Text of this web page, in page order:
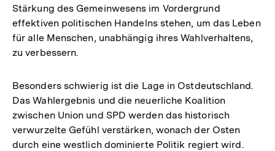
Stärkung des Gemeinwesens im Vordergrund
effektiven politischen Handelns stehen, um das Leben
für alle Menschen, unabhängig ihres Wahlverhaltens,
zu verbessern.
Besonders schwierig ist die Lage in Ostdeutschland.
Das Wahlergebnis und die neuerliche Koalition
zwischen Union und SPD werden das historisch
verwurzelte Gefühl verstärken, wonach der Osten
durch eine westlich dominierte Politik regiert wird.